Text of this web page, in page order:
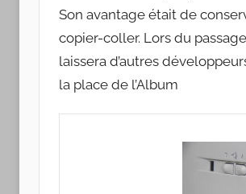
Son avantage était de
copier-coller. Lors du
laissera d’autres
la place de l’Album